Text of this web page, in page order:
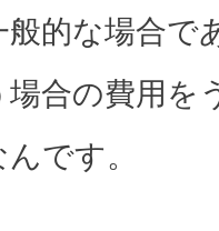
的な場合で
合の費用を
です。